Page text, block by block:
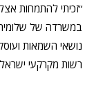
“זכיתי להתמחות
במשרדה של
נושאי השמאות
רשות מקרקעי